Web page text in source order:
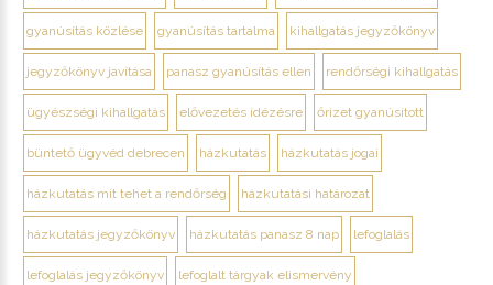
gyanúsítás közlése gyanúsítás tartalma kihallgatás jegyzőkönyv
jegyzőkönyv javítása panasz gyanúsítás ellen rendőrségi kihallgatás
ügyészségi kihallgatás elővezetés idézésre őrizet gyanúsított
büntető ügyvéd debrecen házkutatás házkutatás jogai
házkutatás mit tehet a rendőrség házkutatási határozat
házkutatás jegyzőkönyv házkutatás panasz 8 nap lefoglalás
lefoglalás jegyzőkönyv lefoglalt tárgyak elismervény